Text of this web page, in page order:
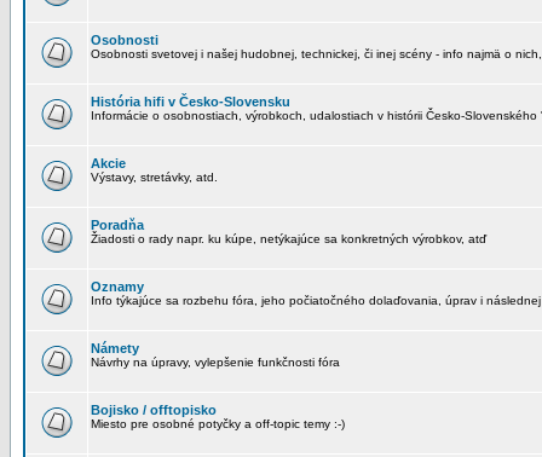
Osobnosti
Osobnosti svetovej i našej hudobnej, technickej, či inej scény - info najmä o
História hifi v Česko-Slovensku
Informácie o osobnostiach, výrobkoch, udalostiach v histórii Česko-Slovenského
Akcie
Výstavy, stretávky, atd.
Poradňa
Žiadosti o rady napr. ku kúpe, netýkajúce sa konkretných výrobkov, atď
Oznamy
Info týkajúce sa rozbehu fóra, jeho počiatočného dolaďovania, úprav i
Námety
Návrhy na úpravy, vylepšenie funkčnosti fóra
Bojisko / offtopisko
Miesto pre osobné potyčky a off-topic temy :-)